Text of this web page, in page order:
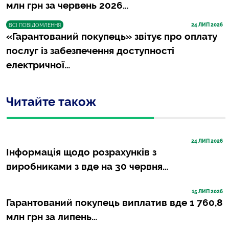
млн грн за червень 2026…
ВСІ ПОВІДОМЛЕННЯ 24 ЛИП 2026
«Гарантований покупець» звітує про оплату
послуг із забезпечення доступності
електричної…
Читайте також
24 ЛИП 2026
Інформація щодо розрахунків з
виробниками з вде на 30 червня…
15 ЛИП 2026
Гарантований покупець виплатив вде 1 760,8
млн грн за липень…